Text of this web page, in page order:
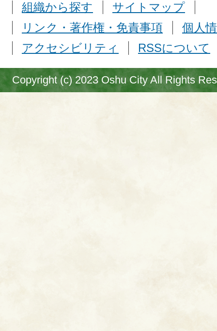
組織から探す
サイトマップ
リンク・著作権・免責事項
個人
アクセシビリティ
RSSについて
Copyright (c) 2023 Oshu City All Rights